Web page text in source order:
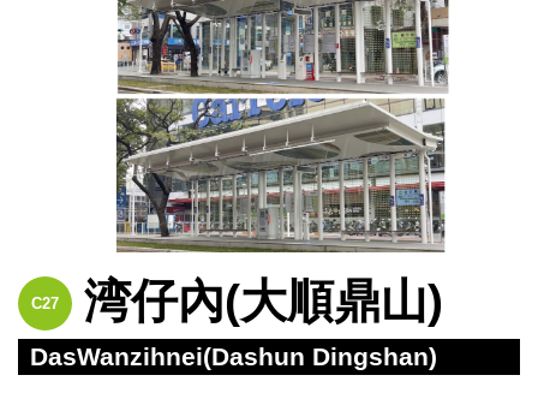
C27 湾仔內(大順鼎山)
DasWanzihnei(Dashun Dingshan)